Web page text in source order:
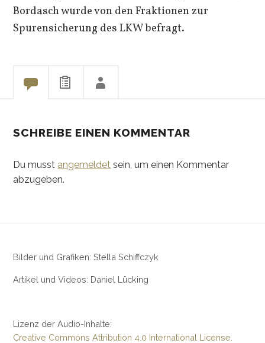
Bordasch wurde von den Fraktionen zur
Spurensicherung des LKW befragt.
SCHREIBE EINEN KOMMENTAR
Du musst angemeldet sein, um einen Kommentar
abzugeben.
Bilder und Grafiken: Stella Schiffczyk
Artikel und Videos: Daniel Lücking
Lizenz der Audio-Inhalte:
Creative Commons Attribution 4.0 International License.